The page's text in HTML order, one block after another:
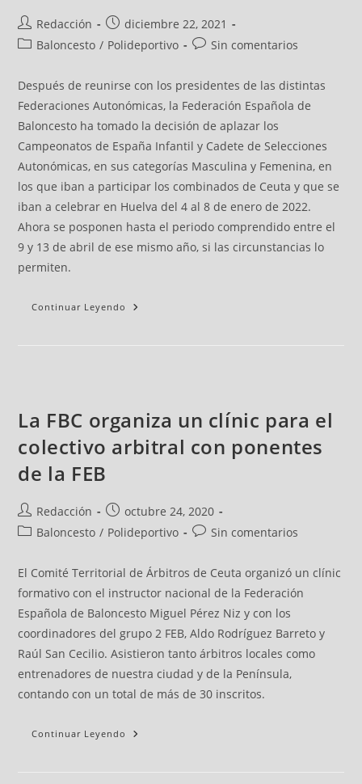
Redacción
diciembre 22, 2021
Baloncesto / Polideportivo Sin comentarios
Después de reunirse con los presidentes de las distintas
Federaciones Autonómicas, la Federación Española de
Baloncesto ha tomado la decisión de aplazar los
Campeonatos de España Infantil y Cadete de Selecciones
Autonómicas, en sus categorías Masculina y Femenina, en
los que iban a participar los combinados de Ceuta y que se
iban a celebrar en Huelva del 4 al 8 de enero de 2022.
Ahora se posponen hasta el periodo comprendido entre el
9 y 13 de abril de ese mismo año, si las circunstancias lo
permiten.
Continuar Leyendo
La FBC organiza un clínic para el
colectivo arbitral con ponentes
de la FEB
Redacción
octubre 24, 2020
Baloncesto / Polideportivo Sin comentarios
El Comité Territorial de Árbitros de Ceuta organizó un clínic
formativo con el instructor nacional de la Federación
Española de Baloncesto Miguel Pérez Niz y con los
coordinadores del grupo 2 FEB, Aldo Rodríguez Barreto y
Raúl San Cecilio. Asistieron tanto árbitros locales como
entrenadores de nuestra ciudad y de la Península,
contando con un total de más de 30 inscritos.
Continuar Leyendo